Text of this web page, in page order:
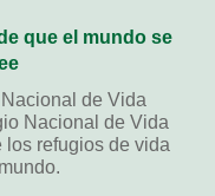
que el mundo se
de Vida
Nacional de Vida
los refugios de vida